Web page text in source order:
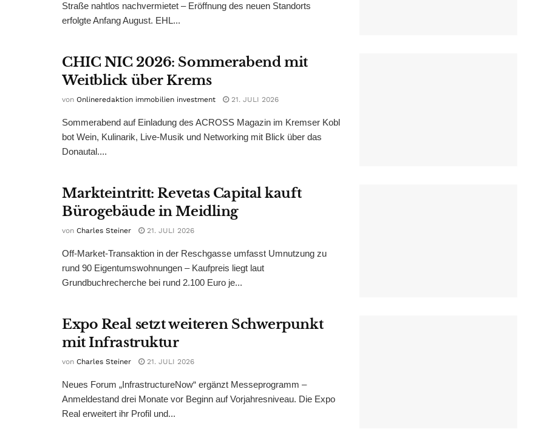
Straße nahtlos nachvermietet – Eröffnung des neuen Standorts
erfolgte Anfang August. EHL...
CHIC NIC 2026: Sommerabend mit
Weitblick über Krems
von Onlineredaktion immobilien investment 21. JULI 2026
Sommerabend auf Einladung des ACROSS Magazin im Kremser Kobl
bot Wein, Kulinarik, Live-Musik und Networking mit Blick über das
Donautal....
Markteintritt: Revetas Capital kauft
Bürogebäude in Meidling
von Charles Steiner 21. JULI 2026
Off-Market-Transaktion in der Reschgasse umfasst Umnutzung zu
rund 90 Eigentumswohnungen – Kaufpreis liegt laut
Grundbuchrecherche bei rund 2.100 Euro je...
Expo Real setzt weiteren Schwerpunkt
mit Infrastruktur
von Charles Steiner 21. JULI 2026
Neues Forum „InfrastructureNow“ ergänzt Messeprogramm –
Anmeldestand drei Monate vor Beginn auf Vorjahresniveau. Die Expo
Real erweitert ihr Profil und...